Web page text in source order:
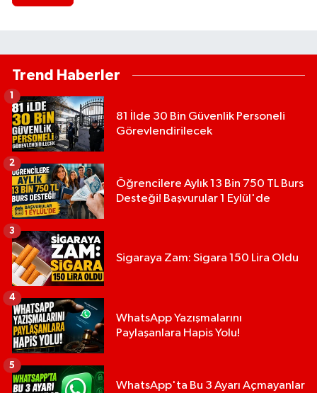
Trend Haberler
81 İlde 30 Bin Güvenlik Personeli
Görevlendirilecek
1
Öğrencilere Aylık 13 Bin 750 TL Burs
Desteği! Başvurular 1 Eylül'de
2
Sigaraya Zam: Sigara 150 Lira Oldu
3
WhatsApp Yazışmalarını
Paylaşanlara Hapis Yolu!
4
WhatsApp'ta Bu 3 Ayarı Açmayanlar
5